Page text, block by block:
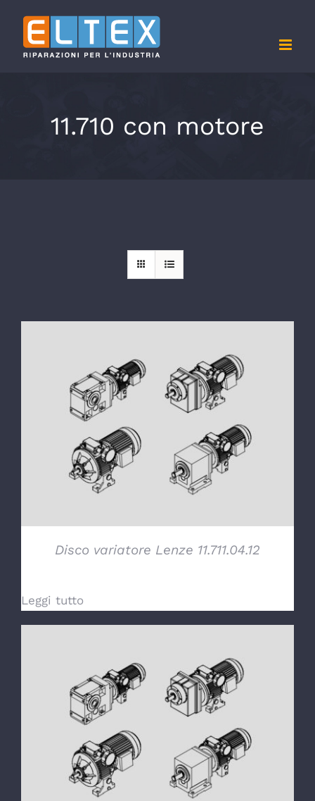
contenuto
11.710 con motore
DETTAGLI
Disco variatore Lenze 11.711.04.12
Leggi tutto
DETTAGLI